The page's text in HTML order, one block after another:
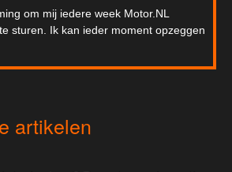
om mij iedere week Motor.NL
sturen. Ik kan ieder moment opzeggen
artikelen